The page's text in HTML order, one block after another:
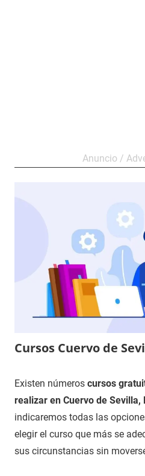
Cursos Cuervo de
14
de
diciembre
2020
Maria
Cursos
en
Sevilla
Existen números cursos
realizar en Cuervo de Sevilla,
indicaremos todas las
elegir el curso que más se
sus circunstancias sin